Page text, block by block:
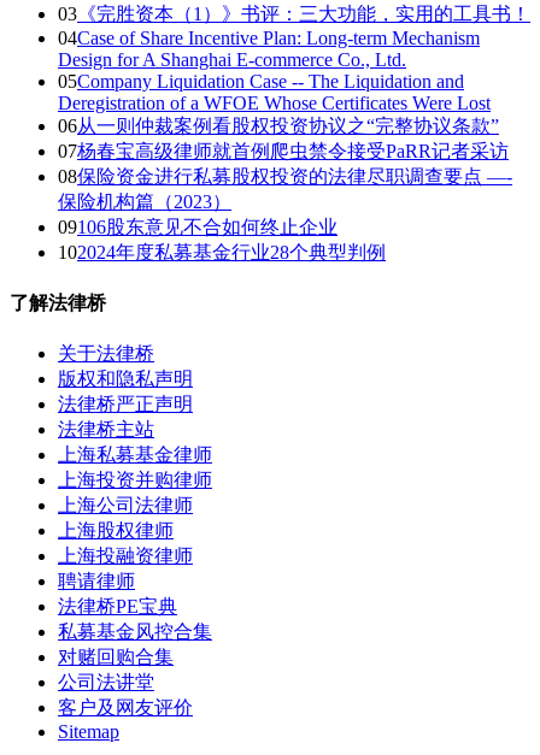
03 《完胜资本（1）》书评：三大功能，实用的工具书！
04Case of Share Incentive Plan: Long-term Mechanism
Design for A Shanghai E-commerce Co., Ltd.
05Company Liquidation Case -- The Liquidation and
Deregistration of a WFOE Whose Certificates Were Lost
06从一则仲裁案例看股权投资协议之“完整协议条款”
07杨春宝高级律师就首例爬虫禁令接受PaRR记者采访
08保险资金进行私募股权投资的法律尽职调查要点 —-
保险机构篇（2023）
09106股东意见不合如何终止企业
102024年度私募基金行业28个典型判例
了解法律桥
关于法律桥
版权和隐私声明
法律桥严正声明
法律桥主站
上海私募基金律师
上海投资并购律师
上海公司法律师
上海股权律师
上海投融资律师
聘请律师
法律桥PE宝典
私募基金风控合集
对赌回购合集
公司法讲堂
客户及网友评价
Sitemap